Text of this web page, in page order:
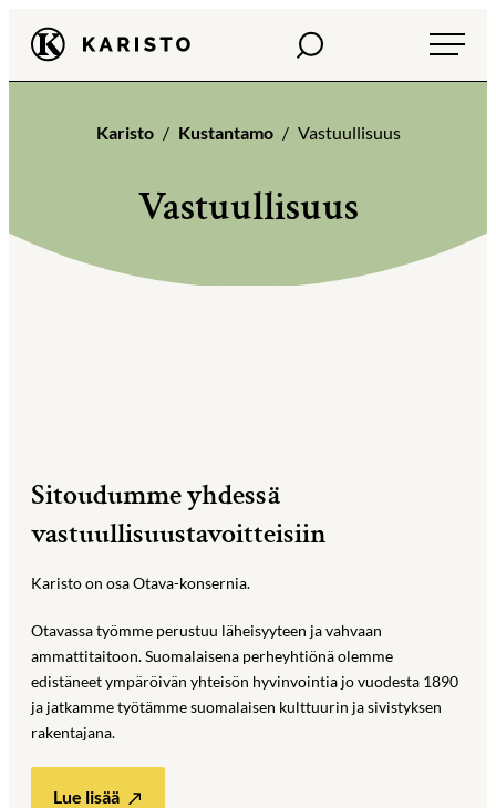
Siirry
suoraan
sisältöön
Karisto Haku
Vastuullisuus
Karisto Kustantamo Vastuullisuus
Sitoudumme yhdessä
vastuullisuustavoitteisiin
Karisto on osa Otava-konsernia.
Otavassa työmme perustuu läheisyyteen ja vahvaan
ammattitaitoon. Suomalaisena perheyhtiönä olemme
edistäneet ympäröivän yhteisön hyvinvointia jo vuodesta 1890
ja jatkamme työtämme suomalaisen kulttuurin ja sivistyksen
rakentajana.
Lue lisää